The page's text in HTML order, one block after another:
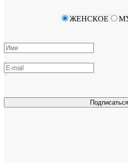
Подписаться
ЖЕНСКОЕ